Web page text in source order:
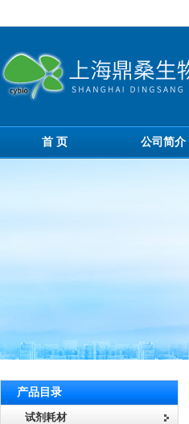
首 页 公司简介
产品目录
试剂耗材